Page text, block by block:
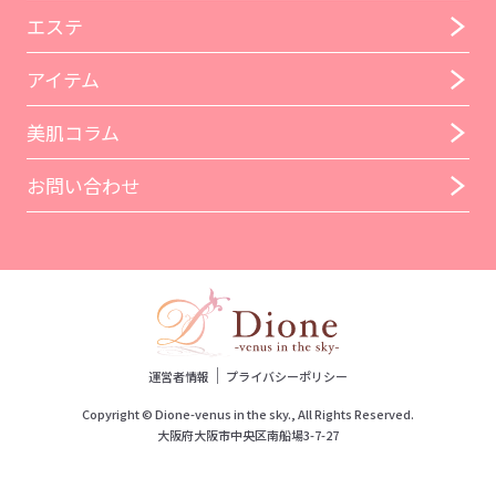
エステ
アイテム
美肌コラム
お問い合わせ
運営者情報 ｜ プライバシーポリシー
Copyright © Dione-venus in the sky., All Rights Reserved.
大阪府大阪市中央区南船場3-7-27